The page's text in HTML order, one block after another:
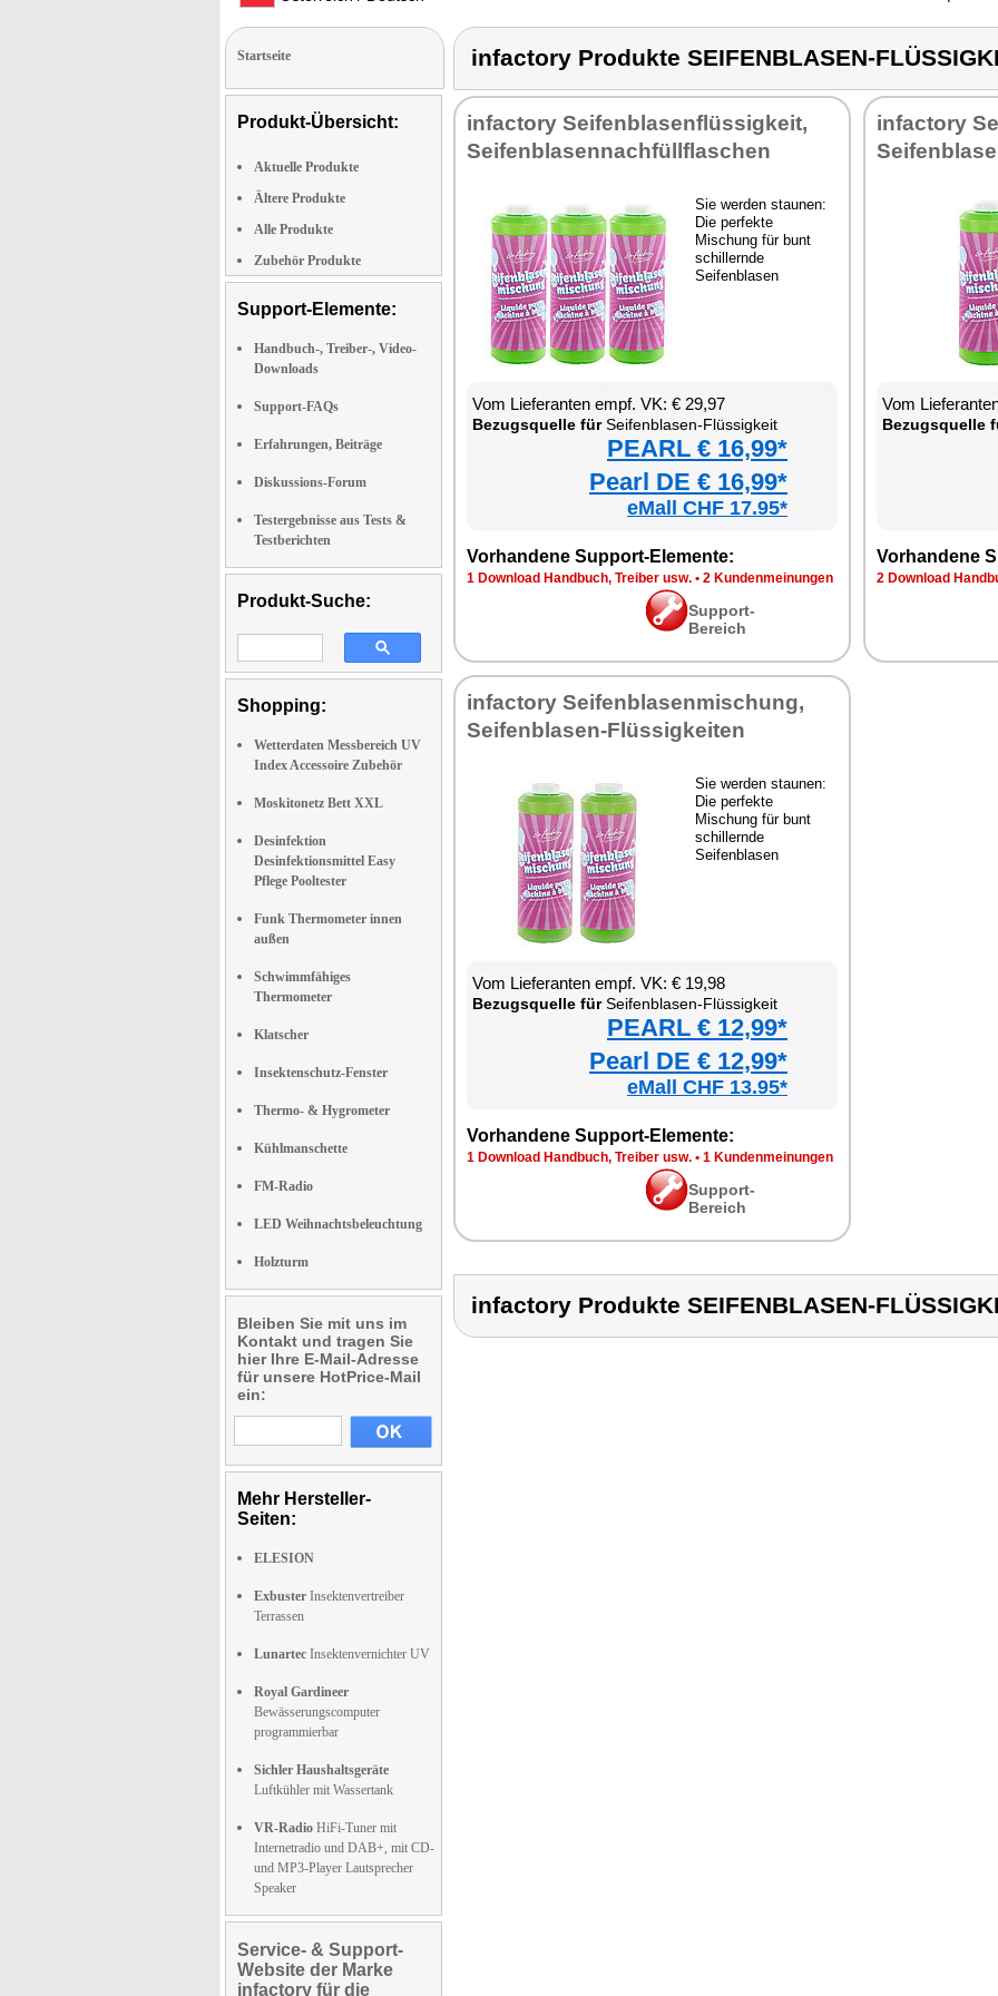
Startseite
Produkt-Übersicht:
Aktuelle Produkte
Ältere Produkte
Alle Produkte
Zubehör Produkte
Support-Elemente:
Handbuch-, Treiber-, Video-
Downloads
Support-FAQs
Erfahrungen, Beiträge
Diskussions-Forum
Testergebnisse aus Tests &
Testberichten
Produkt-Suche:
Shopping:
Wetterdaten Messbereich UV
Index Accessoire Zubehör
Moskitonetz Bett XXL
Desinfektion
Desinfektionsmittel Easy
Pflege Pooltester
Funk Thermometer innen
außen
Schwimmfähiges
Thermometer
Klatscher
Insektenschutz-Fenster
Thermo- & Hygrometer
Kühlmanschette
FM-Radio
LED Weihnachtsbeleuchtung
Holzturm
Bleiben Sie mit uns im
Kontakt und tragen Sie
hier Ihre E-Mail-Adresse
für unsere HotPrice-Mail
ein:
Mehr Hersteller-
Seiten:
ELESION
Exbuster Insektenvertreiber
Terrassen
Lunartec Insektenvernichter UV
Royal Gardineer
Bewässerungscomputer
programmierbar
Sichler Haushaltsgeräte
Luftkühler mit Wassertank
VR-Radio HiFi-Tuner mit
Internetradio und DAB+, mit CD-
und MP3-Player Lautsprecher
Speaker
Service- & Support-
Website der Marke
infactory für die
infactory Produkte SEIFENBLASEN-
infactory Seifenblasenflüssigkeit,
Seifenblasennachfüllflaschen
Sie werden staunen:
Die perfekte
Mischung für bunt
schillernde
Seifenblasen
Vom Lieferanten empf. VK: € 29,97
Bezugsquelle fürSeifenblasen-Flüssigkeit
PEARL € 16,99*
Pearl DE € 16,99*
eMall CHF 17.95*
Vorhandene Support-Elemente:
1 Download Handbuch, Treiber usw. • 2 Kundenmeinungen
Support-
Bereich
infactory
Vom
Bezugsquelle
Vorhandene
2 Download
infactory Seifenblasenmischung,
Seifenblasen-Flüssigkeiten
Sie werden staunen:
Die perfekte
Mischung für bunt
schillernde
Seifenblasen
Vom Lieferanten empf. VK: € 19,98
Bezugsquelle fürSeifenblasen-Flüssigkeit
PEARL € 12,99*
Pearl DE € 12,99*
eMall CHF 13.95*
Vorhandene Support-Elemente:
1 Download Handbuch, Treiber usw. • 1 Kundenmeinungen
Support-
Bereich
infactory Produkte SEIFENBLASEN-